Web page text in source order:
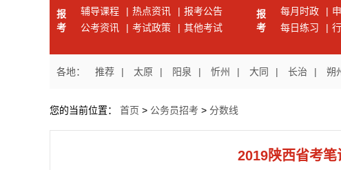
报
考
辅导课程 | 热点资讯 | 报考公告
公考资讯
| 考试政策 | 其他考试
报
考
每月时政 |
每日练习
|
各地： 推荐 | 太原 | 阳泉 | 忻州 | 大同 | 长治 | 朔
您的当前位置： 首页 > 公务员招考 > 分数线
2019陕西省考笔